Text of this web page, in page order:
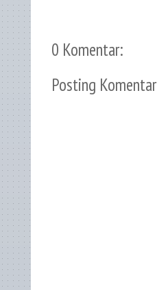
0 Komentar:
Posting Komentar